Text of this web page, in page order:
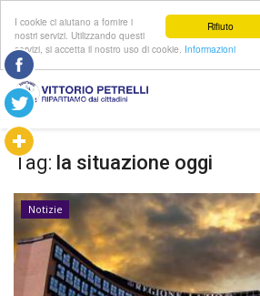
Rifiuto
I cookie ci aiutano a fornire i
nostri servizi. Utilizzando questi
servizi, si accetta il nostro uso di cookie. Informazioni
Tag: la situazione oggi
Notizie